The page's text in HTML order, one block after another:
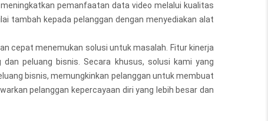
pemanfaatan data video melalui kualitas
tambah kepada pelanggan dengan menyediakan alat
cepat menemukan solusi untuk masalah. Fitur kinerja
peluang bisnis. Secara khusus, solusi kami yang
bisnis, memungkinkan pelanggan untuk membuat
pelanggan kepercayaan diri yang lebih besar dan